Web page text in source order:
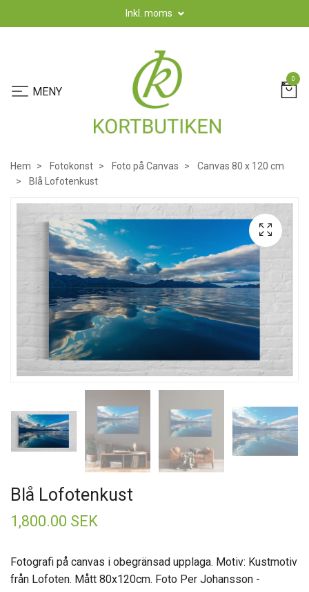
Inkl. moms
0
Hem Fotokonst Foto på Canvas
Canvas 80 x 120 cm
Blå Lofotenkust
Blå Lofotenkust
1,800.00 SEK
Fotografi på canvas i obegränsad upplaga. Motiv: Kustmotiv
från Lofoten. Mått 80x120cm. Foto Per Johansson -